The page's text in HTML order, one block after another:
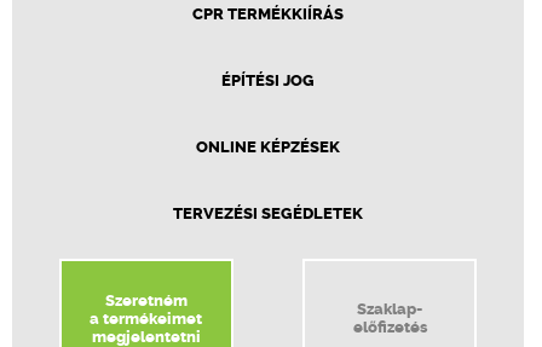
CPR TERMÉKKIÍRÁS
ÉPÍTÉSI JOG
ONLINE KÉPZÉSEK
TERVEZÉSI SEGÉDLETEK
Szeretném
a termékeimet
megjelentetni
Szaklap-
előfizetés